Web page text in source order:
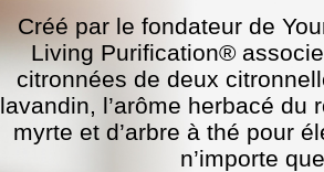
Créé par le fondateur de
Living Purification®
citronnées de deux
lavandin, l’arôme herbacé du
myrte et d’arbre à thé pour
n’importe